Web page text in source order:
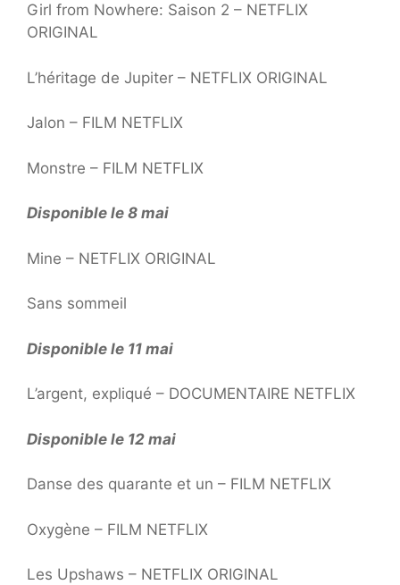
Girl from Nowhere: Saison 2 – NETFLIX
ORIGINAL
L’héritage de Jupiter – NETFLIX ORIGINAL
Jalon – FILM NETFLIX
Monstre – FILM NETFLIX
Disponible le 8 mai
Mine – NETFLIX ORIGINAL
Sans sommeil
Disponible le 11 mai
L’argent, expliqué – DOCUMENTAIRE NETFLIX
Disponible le 12 mai
Danse des quarante et un – FILM NETFLIX
Oxygène – FILM NETFLIX
Les Upshaws – NETFLIX ORIGINAL